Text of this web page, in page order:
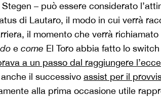
– può essere considerato
di Lautaro, il modo in cui verrà
il momento che verrà
e come El Toro abbia fatto lo
a un passo dal raggiungere
il successivo assist per il
alla prima occasione utile